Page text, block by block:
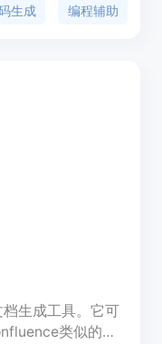
万亿token的高质
生成 编程辅助
生成工具。它可
类似的界